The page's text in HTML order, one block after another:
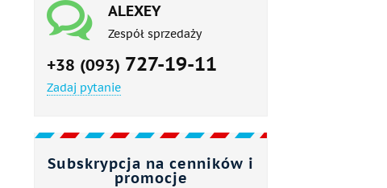
ALEXEY
Zespół sprzedaży
+38 (093) 727-19-11
Zadaj pytanie
Subskrypcja na cenników i
promocje